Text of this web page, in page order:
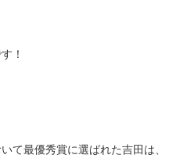
！
て最優秀賞に選ばれた吉田は、